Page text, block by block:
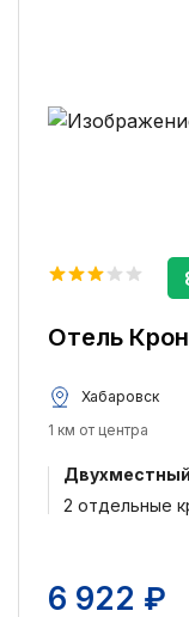
Отель
Хабаровск
1 км от центра
2 отдельные
6 922 ₽